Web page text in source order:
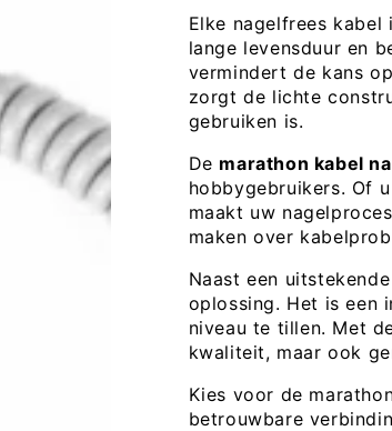
Elke nagelfrees
lange levensduur en
vermindert de kans
zorgt de lichte
gebruiken is.
De marathon kabel
hobbygebruikers. Of
maakt uw
maken over
Naast een
oplossing. Het is een
niveau te tillen. Met
kwaliteit, maar ook
Kies voor de
betrouwbare